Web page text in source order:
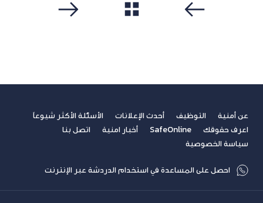
عن أمنية التوظيف أحدث الإعلانات
الأسئلة الأكثر شيوعاً
اعرف حقوقك
SafeOnline أخبار امنية
اتصل بنا
سياسة الخصوصية
احصل على المساعدة في استخدام الدردشة عبر الإنترنت